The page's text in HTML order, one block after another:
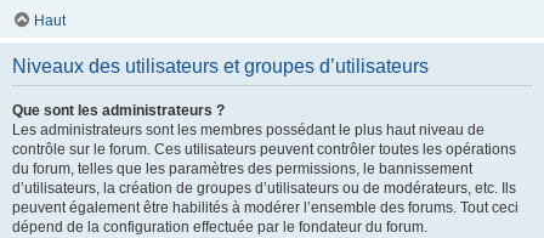
Haut
Niveaux des utilisateurs et groupes d’utilisateurs
Que sont les administrateurs ?
Les administrateurs sont les membres possédant le plus haut niveau de
contrôle sur le forum. Ces utilisateurs peuvent contrôler toutes les opérations
du forum, telles que les paramètres des permissions, le bannissement
d’utilisateurs, la création de groupes d’utilisateurs ou de modérateurs, etc. Ils
peuvent également être habilités à modérer l’ensemble des forums. Tout ceci
dépend de la configuration effectuée par le fondateur du forum.